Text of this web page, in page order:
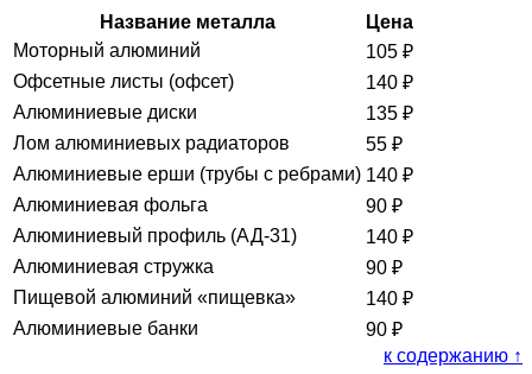
Название металла
Цена
Моторный алюминий
105 ₽
Офсетные листы (офсет)
140 ₽
Алюминиевые диски
135 ₽
Лом алюминиевых радиаторов
55 ₽
Алюминиевые ерши (трубы с ребрами) 140 ₽
Алюминиевая фольга
90 ₽
Алюминиевый профиль (АД-31)
140 ₽
Алюминиевая стружка
90 ₽
Пищевой алюминий «пищевка»
140 ₽
Алюминиевые банки
90 ₽
к содержанию ↑